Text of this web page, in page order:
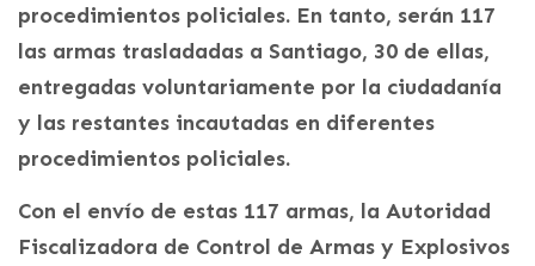
procedimientos policiales. En tanto, serán 117
las armas trasladadas a Santiago, 30 de ellas,
entregadas voluntariamente por la ciudadanía
y las restantes incautadas en diferentes
procedimientos policiales.
Con el envío de estas 117 armas, la Autoridad
Fiscalizadora de Control de Armas y Explosivos